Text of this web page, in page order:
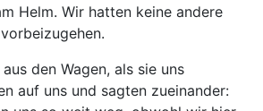
Helm. Wir hatten keine andere
den Wagen, als sie uns
auf uns und sagten zueinander: